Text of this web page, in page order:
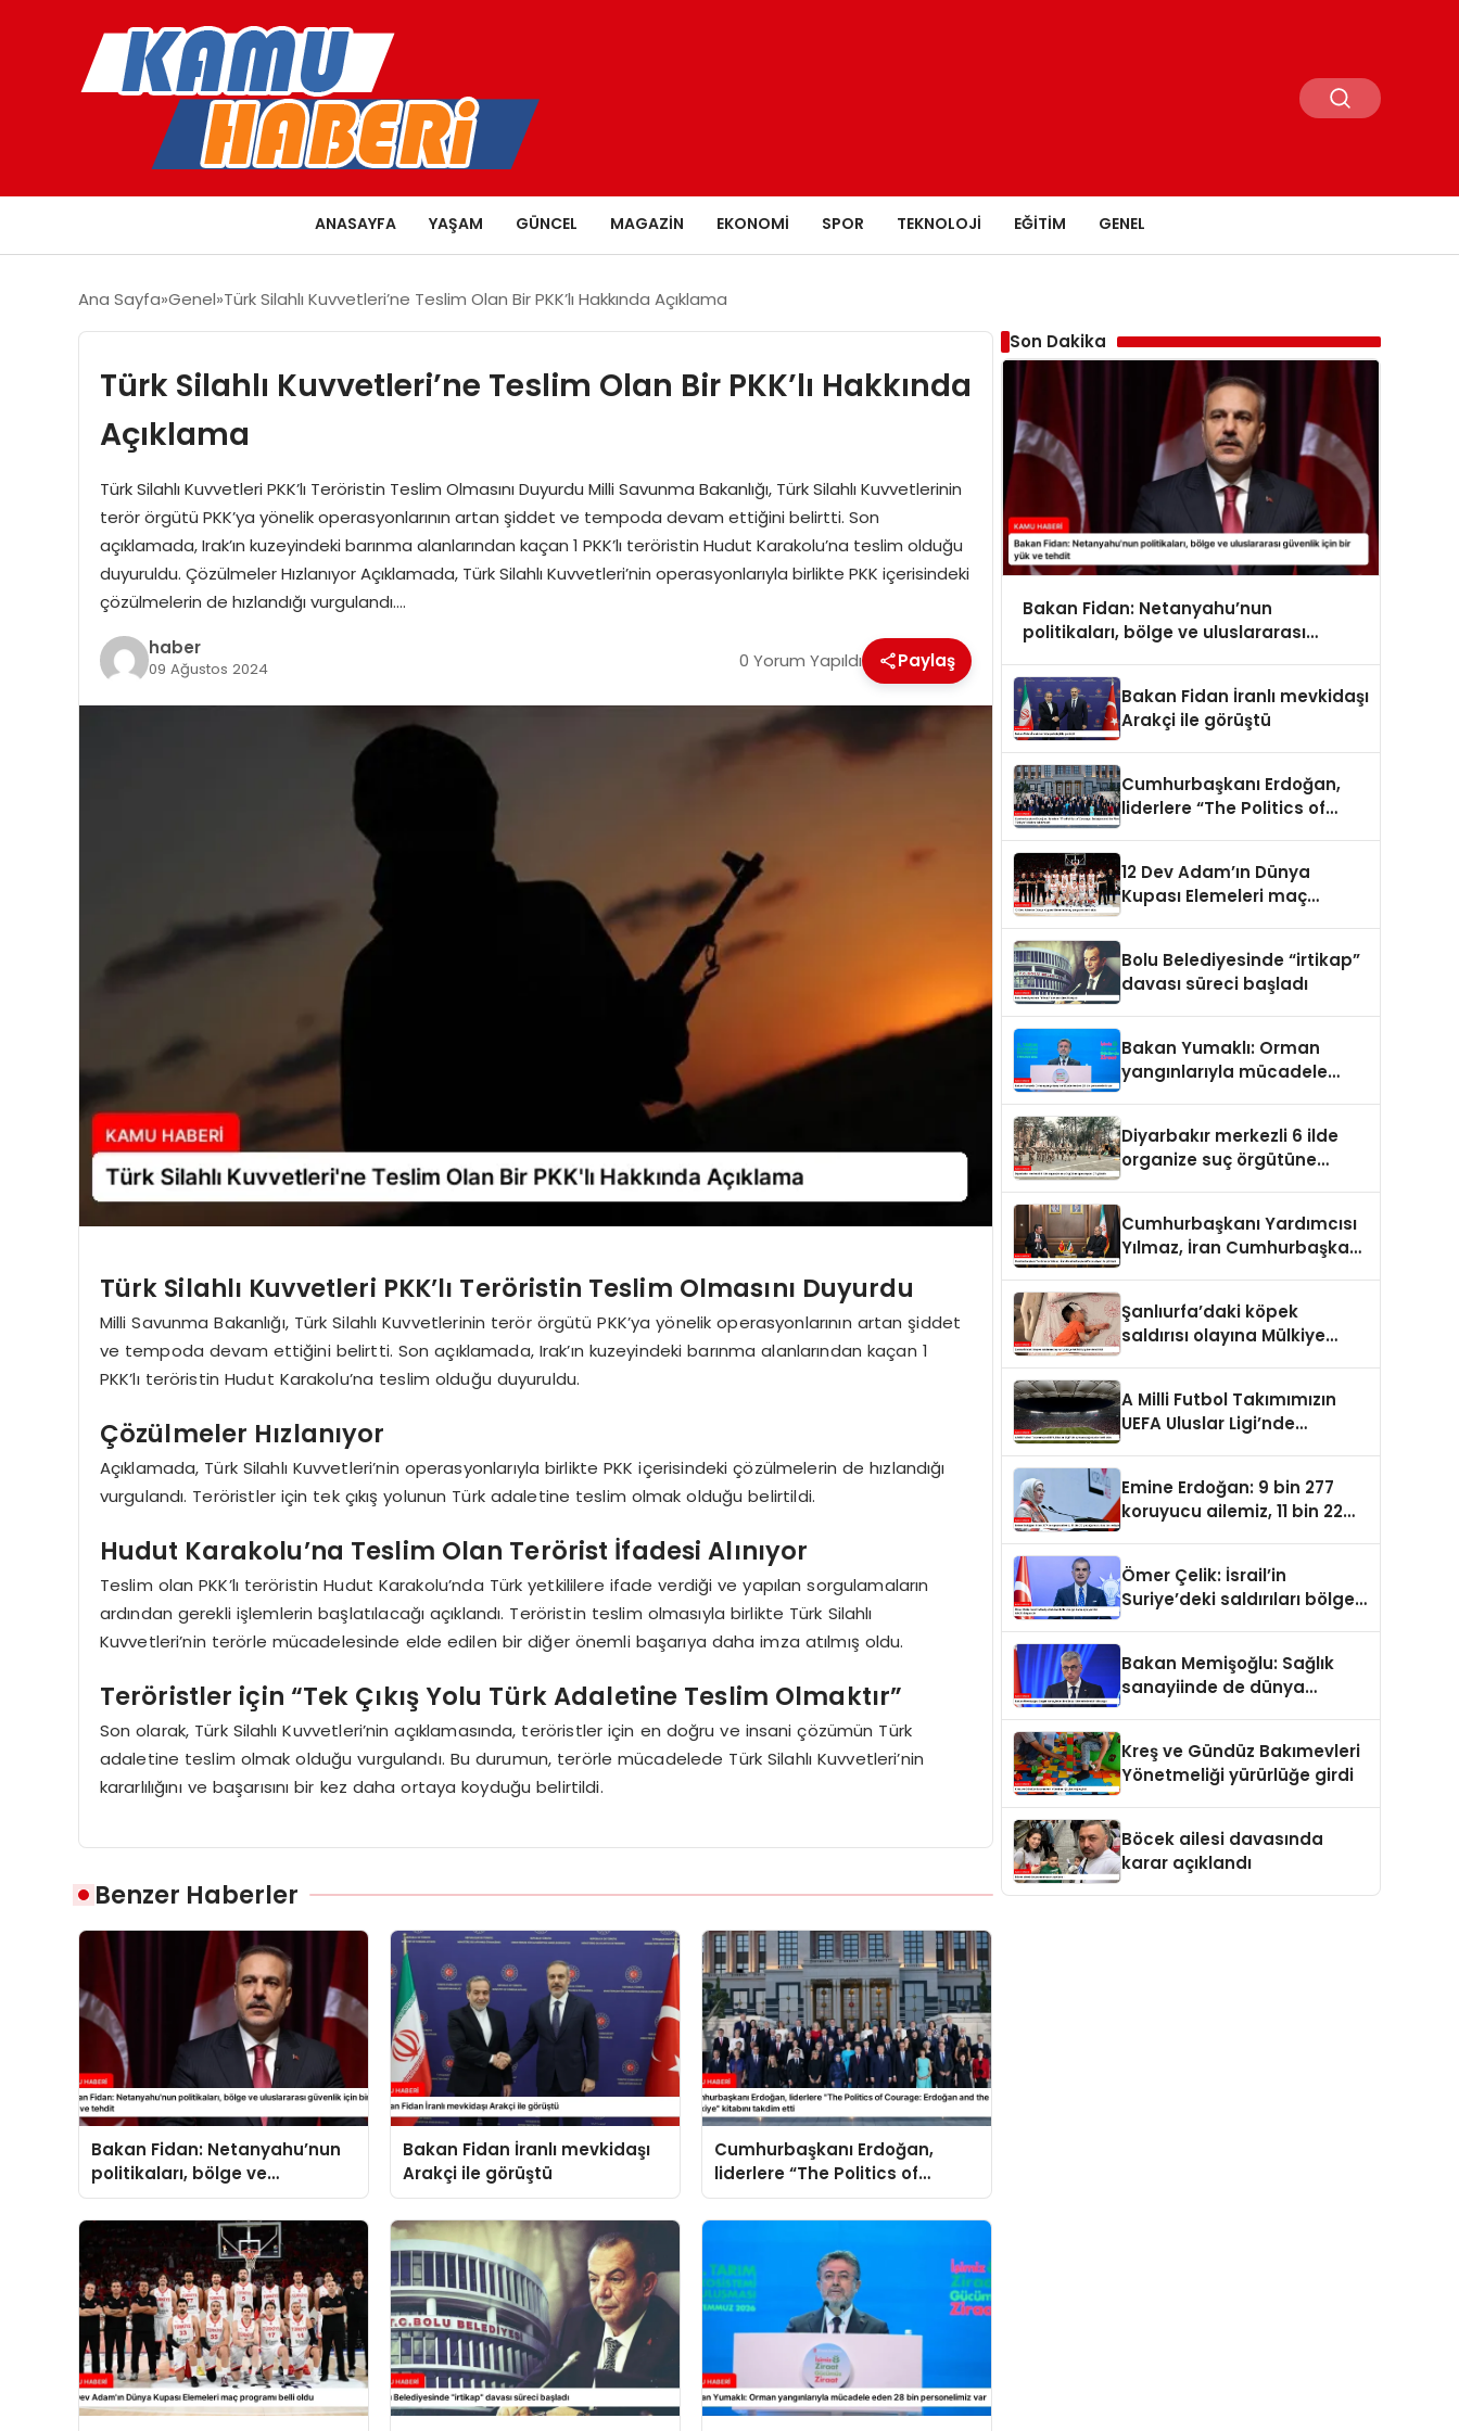
ANASAYFA YAŞAM GÜNCEL MAGAZIN EKONOMI SPOR TEKNOLOJI EĞITIM GENEL
Ana Sayfa Genel Türk Silahlı Kuvvetleri’ne Teslim Olan Bir PKK’lı Hakkında Açıklama
Türk Silahlı Kuvvetleri’ne Teslim Olan Bir PKK’lı Hakkında
Açıklama
Türk Silahlı Kuvvetleri PKK’lı Teröristin Teslim Olmasını Duyurdu Milli Savunma Bakanlığı, Türk Silahlı Kuvvetlerinin
terör örgütü PKK’ya yönelik operasyonlarının artan şiddet ve tempoda devam ettiğini belirtti. Son
açıklamada, Irak’ın kuzeyindeki barınma alanlarından kaçan 1 PKK’lı teröristin Hudut Karakolu’na teslim olduğu
duyuruldu. Çözülmeler Hızlanıyor Açıklamada, Türk Silahlı Kuvvetleri’nin operasyonlarıyla birlikte PKK içerisindeki
çözülmelerin de hızlandığı vurgulandı….
haber
09 Ağustos 2024 0 Yorum Yapıldı Paylaş
Türk Silahlı Kuvvetleri PKK’lı Teröristin Teslim Olmasını Duyurdu
Milli Savunma Bakanlığı, Türk Silahlı Kuvvetlerinin terör örgütü PKK’ya yönelik operasyonlarının artan şiddet
ve tempoda devam ettiğini belirtti. Son açıklamada, Irak’ın kuzeyindeki barınma alanlarından kaçan 1
PKK’lı teröristin Hudut Karakolu’na teslim olduğu duyuruldu.
Çözülmeler Hızlanıyor
Açıklamada, Türk Silahlı Kuvvetleri’nin operasyonlarıyla birlikte PKK içerisindeki çözülmelerin de hızlandığı
vurgulandı. Teröristler için tek çıkış yolunun Türk adaletine teslim olmak olduğu belirtildi.
Hudut Karakolu’na Teslim Olan Terörist İfadesi Alınıyor
Teslim olan PKK’lı teröristin Hudut Karakolu’nda Türk yetkililere ifade verdiği ve yapılan sorgulamaların
ardından gerekli işlemlerin başlatılacağı açıklandı. Teröristin teslim olmasıyla birlikte Türk Silahlı
Kuvvetleri’nin terörle mücadelesinde elde edilen bir diğer önemli başarıya daha imza atılmış oldu.
Teröristler için “Tek Çıkış Yolu Türk Adaletine Teslim Olmaktır”
Son olarak, Türk Silahlı Kuvvetleri’nin açıklamasında, teröristler için en doğru ve insani çözümün Türk
adaletine teslim olmak olduğu vurgulandı. Bu durumun, terörle mücadelede Türk Silahlı Kuvvetleri’nin
kararlılığını ve başarısını bir kez daha ortaya koyduğu belirtildi.
Benzer Haberler
Bakan Fidan: Netanyahu’nun
politikaları, bölge ve
uluslararası güvenlik için bir
yük ve tehdit
Bakan Fidan İranlı mevkidaşı
Arakçi ile görüştü
Cumhurbaşkanı Erdoğan,
liderlere “The Politics of
Courage: Erdoğan and the
Rise of Türkiye” kitabını
Son Dakika
Bakan Fidan: Netanyahu’nun
politikaları, bölge ve uluslararası
Bakan Fidan İranlı mevkidaşı
Arakçi ile görüştü
Cumhurbaşkanı Erdoğan,
liderlere “The Politics of
takdim etti
12 Dev Adam’ın Dünya
Kupası Elemeleri maç
Bolu Belediyesinde “irtikap”
davası süreci başladı
Bakan Yumaklı: Orman
yangınlarıyla mücadele
Diyarbakır merkezli 6 ilde
organize suç örgütüne
Cumhurbaşkanı Yardımcısı
Yılmaz, İran Cumhurbaşkanı
Şanlıurfa’daki köpek
saldırısı olayına Mülkiye
A Milli Futbol Takımımızın
UEFA Uluslar Ligi’nde
Emine Erdoğan: 9 bin 277
koruyucu ailemiz, 11 bin 22
Ömer Çelik: İsrail’in
Suriye’deki saldırıları bölge
Bakan Memişoğlu: Sağlık
sanayiinde de dünya
Kreş ve Gündüz Bakımevleri
Yönetmeliği yürürlüğe girdi
Böcek ailesi davasında
karar açıklandı